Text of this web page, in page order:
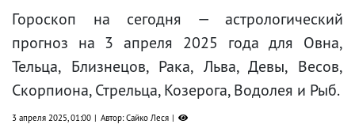
Гороскоп на сегодня — астрологический
прогноз на 3 апреля 2025 года для Овна,
Тельца, Близнецов, Рака, Льва, Девы, Весов,
Скорпиона, Стрельца, Козерога, Водолея и Рыб.
3 апреля 2025, 01:00 Автор: Сайко Леся